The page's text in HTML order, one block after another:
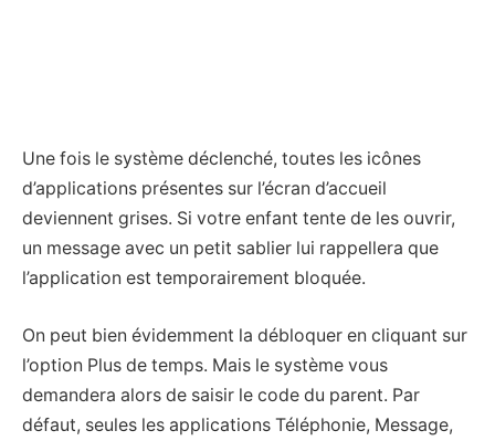
Une fois le système déclenché, toutes les icônes
d’applications présentes sur l’écran d’accueil
deviennent grises. Si votre enfant tente de les ouvrir,
un message avec un petit sablier lui rappellera que
l’application est temporairement bloquée.
On peut bien évidemment la débloquer en cliquant sur
l’option Plus de temps. Mais le système vous
demandera alors de saisir le code du parent. Par
défaut, seules les applications Téléphonie, Message,